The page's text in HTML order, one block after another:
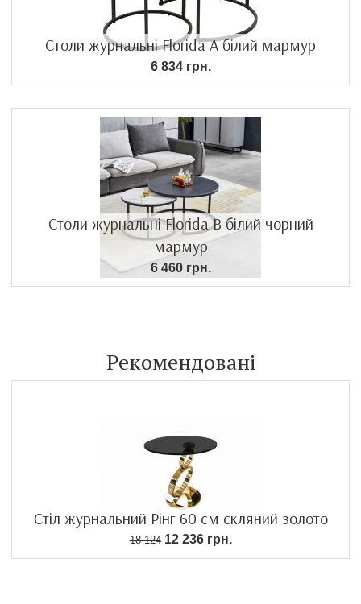
Столи журнальні Florida А білий мармур
6 834 грн.
Столи журнальні Florida В білий чорний
мармур
6 460 грн.
Рекомендовані
Стіл журнальний Рінг 60 см скляний золото
18 12412 236 грн.